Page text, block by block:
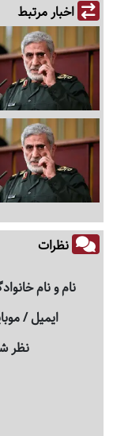
اخبار مرتبط
نظرات
نام و نام
ایمیل /
نظر